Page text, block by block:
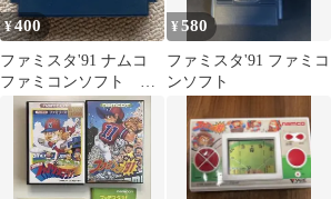
¥400
ファミスタ'91 ナムコ
ファミコンソフト 動
作確認済み￼
¥580
ファミスタ'91 ファミコ
ンソフト